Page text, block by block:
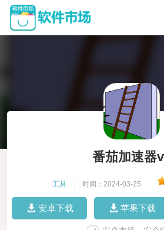
番茄加速器
工具 时间：2024-03-25
安卓下载 苹果下载